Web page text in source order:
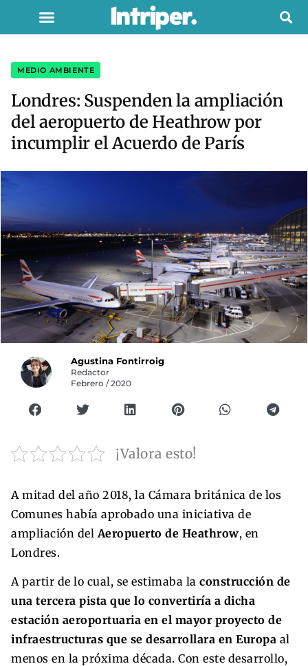
MEDIO AMBIENTE
Londres: Suspenden la ampliación
del aeropuerto de Heathrow por
incumplir el Acuerdo de París
Agustina Fontirroig
Redactor
Febrero / 2020
¡Valora esto!
A mitad del año 2018, la Cámara británica de los
Comunes había aprobado una iniciativa de
ampliación del Aeropuerto de Heathrow, en
Londres.
A partir de lo cual, se estimaba la construcción de
una tercera pista que lo convertiría a dicha
estación aeroportuaria en el mayor proyecto de
infraestructuras que se desarrollara en Europa al
menos en la próxima década. Con este desarrollo,